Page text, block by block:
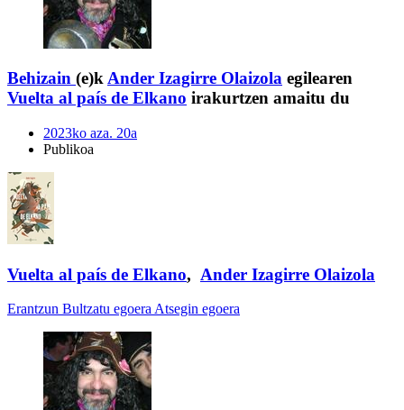
Behizain (e)kAnder Izagirre Olaizola egilearen
Vuelta al país de Elkano irakurtzen amaitu du
2023ko aza. 20a
Publikoa
Vuelta al país de Elkano, Ander Izagirre Olaizola
Erantzun Bultzatu egoeraAtsegin egoera